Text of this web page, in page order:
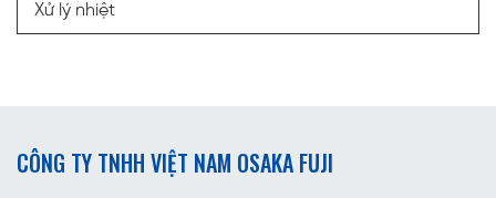
Xử lý nhiệt
CÔNG TY TNHH VIỆT NAM OSAKA FUJI